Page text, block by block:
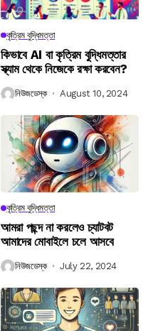
কৃত্রিম বুদ্ধিমত্তা
কিভাবে AI বা কৃত্রিম বুদ্ধিমত্তার
স্ক্যাম থেকে নিজেকে রক্ষা করবেন?
নিউজডেস্ক August 10, 2024
কৃত্রিম বুদ্ধিমত্তা
আমরা পছন্দ না করলেও চ্যাটবট
আমাদের মোবাইলে চলে আসবে
নিউজডেস্ক July 22, 2024